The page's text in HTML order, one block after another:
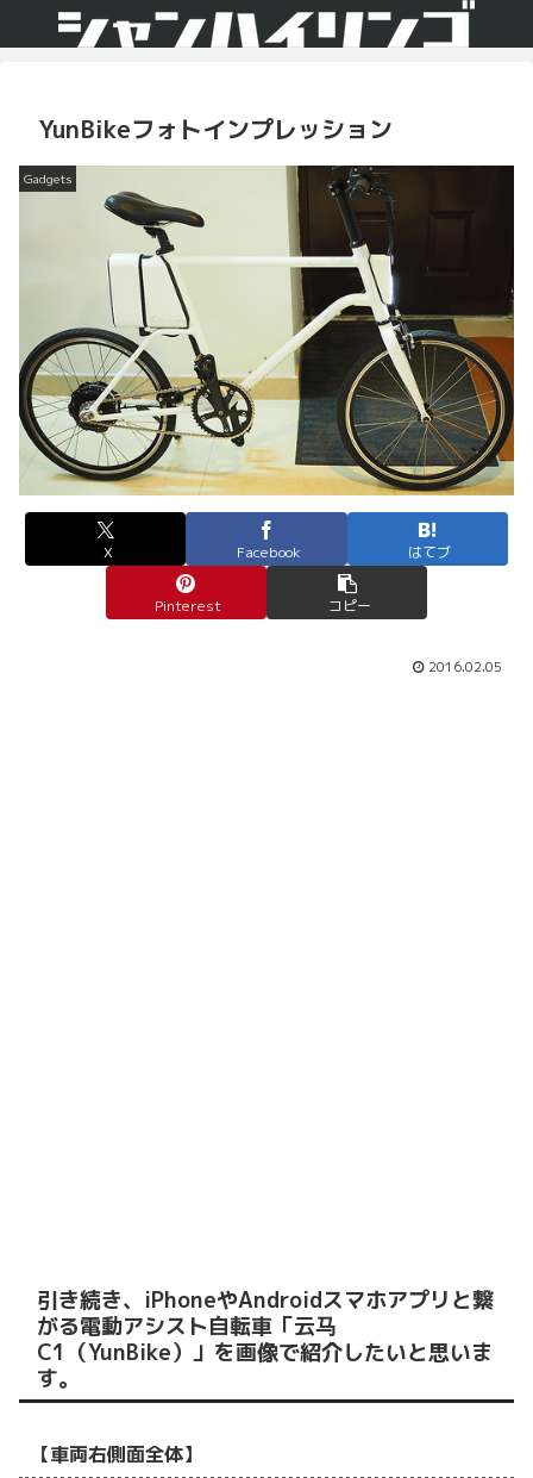
YunBikeフォトインプレッション
Gadgets
X Facebook はてブ
Pinterest コピー
2016.02.05
引き続き、iPhoneやAndroidスマホアプリと繋
がる電動アシスト自転車「云马
C1（YunBike）」を画像で紹介したいと思いま
す。
【車両右側面全体】